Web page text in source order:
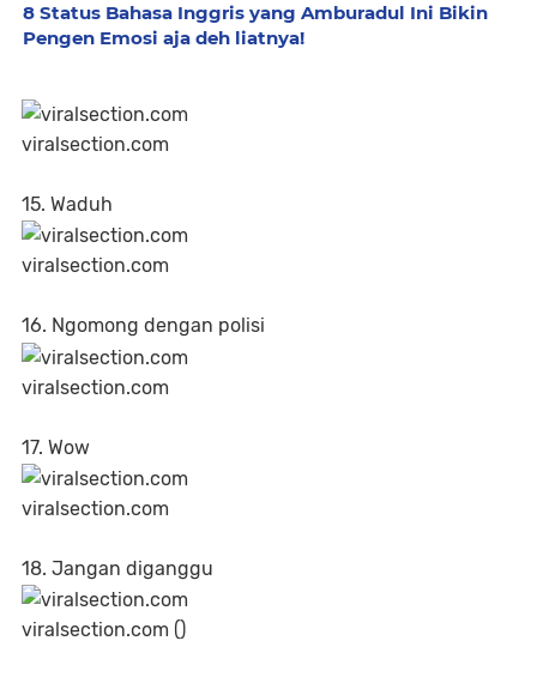
8 Status Bahasa Inggris yang Amburadul Ini Bikin
Pengen Emosi aja deh liatnya!
viralsection.com
15. Waduh
viralsection.com
16. Ngomong dengan polisi
viralsection.com
17. Wow
viralsection.com
18. Jangan diganggu
viralsection.com ()